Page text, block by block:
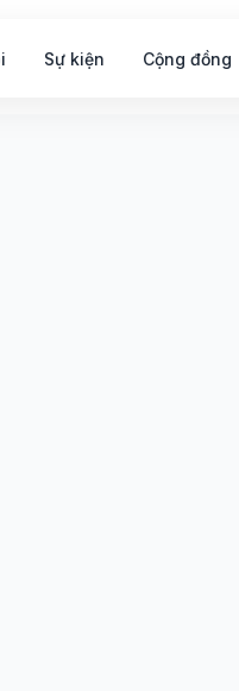
Sự kiện Cộng đồng